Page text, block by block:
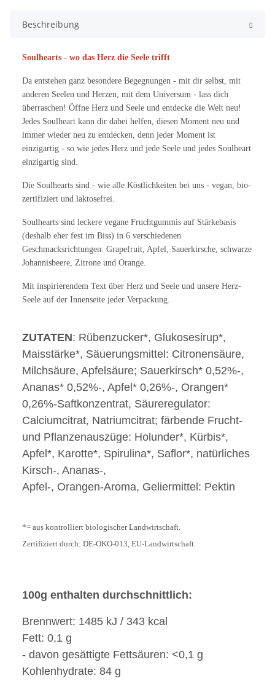
Beschreibung
Soulhearts - wo das Herz die Seele trifft
Da entstehen ganz besondere Begegnungen - mit dir selbst, mit
anderen Seelen und Herzen, mit dem Universum - lass dich
überraschen! Öffne Herz und Seele und entdecke die Welt neu!
Jedes Soulheart kann dir dabei helfen, diesen Moment neu und
immer wieder neu zu entdecken, denn jeder Moment ist
einzigartig - so wie jedes Herz und jede Seele und jedes Soulheart
einzigartig sind.
Die Soulhearts sind - wie alle Köstlichkeiten bei uns - vegan, bio-
zertifiziert und laktosefrei.
Soulhearts sind leckere vegane Fruchtgummis auf Stärkebasis
(deshalb eher fest im Biss) in 6 verschiedenen
Geschmacksrichtungen: Grapefruit, Apfel, Sauerkirsche, schwarze
Johannisbeere, Zitrone und Orange.
Mit inspirierendem Text über Herz und Seele und unsere Herz-
Seele auf der Innenseite jeder Verpackung.
ZUTATEN: Rübenzucker*, Glukosesirup*,
Maisstärke*, Säuerungsmittel: Citronensäure,
Milchsäure, Apfelsäure; Sauerkirsch* 0,52%-,
Ananas* 0,52%-, Apfel* 0,26%-, Orangen*
0,26%-Saftkonzentrat, Säureregulator:
Calciumcitrat, Natriumcitrat; färbende Frucht-
und Pflanzenauszüge: Holunder*, Kürbis*,
Apfel*, Karotte*, Spirulina*, Saflor*, natürliches
Kirsch-, Ananas-,
Apfel-, Orangen-Aroma, Geliermittel: Pektin
*= aus kontrolliert biologischer Landwirtschaft.
Zertifiziert durch: DE-ÖKO-013, EU-Landwirtschaft.
100g enthalten durchschnittlich:
Brennwert: 1485 kJ / 343 kcal
Fett: 0,1 g
- davon gesättigte Fettsäuren: <0,1 g
Kohlenhydrate: 84 g